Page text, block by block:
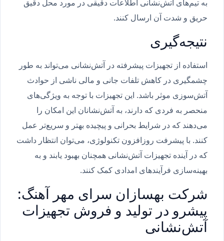
به تیم‌های آتش‌نشانی اطلاعات دقیقی در مورد محل دقیق
حریق و شدت آن ارسال کنند.
نتیجه‌گیری
استفاده از تجهیزات پیشرفته در آتش‌نشانی می‌تواند به طور
چشمگیری در کاهش تلفات جانی و مالی ناشی از حوادث
آتش‌سوزی موثر باشد. این تجهیزات با توجه به ویژگی‌های
منحصر به فردی که دارند، به آتش‌نشانان این امکان را
می‌دهند که در شرایط بحرانی و پیچیده بهتر و سریع‌تر عمل
کنند. با پیشرفت روزافزون تکنولوژی، می‌توان انتظار داشت
که در آینده تجهیزات آتش‌نشانی همچنان بهبود یابند و به
بهینه‌سازی فرآیندهای امدادی کمک کنند.
شرکت بهسازان سرای مهر آهنگ:
پیشرو در تولید و فروش تجهیزات
آتش‌نشانی